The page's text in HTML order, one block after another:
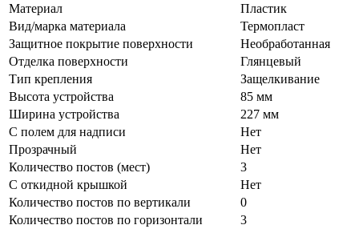
Материал
Пластик
Вид/марка материала
Термопласт
Защитное покрытие поверхности
Необработанная
Отделка поверхности
Глянцевый
Тип крепления
Защелкивание
Высота устройства
85 мм
Ширина устройства
227 мм
С полем для надписи
Нет
Прозрачный
Нет
Количество постов (мест)
3
С откидной крышкой
Нет
Количество постов по вертикали
0
Количество постов по горизонтали
3